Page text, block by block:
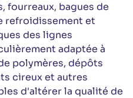
fourreaux, bagues de
refroidissement et
des lignes
adaptée à
polymères, dépôts
cireux et autres
d'altérer la qualité de